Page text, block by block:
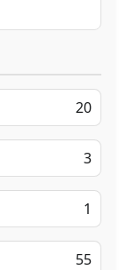
20
3
1
55